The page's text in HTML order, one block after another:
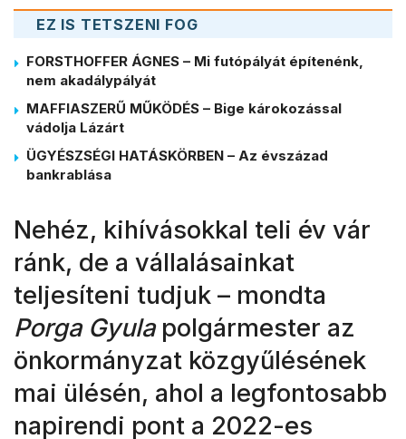
EZ IS TETSZENI FOG
FORSTHOFFER ÁGNES – Mi futópályát építenénk,
nem akadálypályát
MAFFIASZERŰ MŰKÖDÉS – Bige károkozással
vádolja Lázárt
ÜGYÉSZSÉGI HATÁSKÖRBEN – Az évszázad
bankrablása
Nehéz, kihívásokkal teli év vár
ránk, de a vállalásainkat
teljesíteni tudjuk – mondta
Porga Gyulapolgármester az
önkormányzat közgyűlésének
mai ülésén, ahol a legfontosabb
napirendi pont a 2022-es